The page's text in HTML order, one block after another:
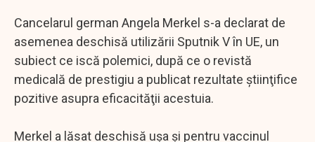
Cancelarul german Angela Merkel s-a declarat de
asemenea deschisă utilizării Sputnik V în UE, un
subiect ce iscă polemici, după ce o revistă
medicală de prestigiu a publicat rezultate ştiinţifice
pozitive asupra eficacităţii acestuia.
Merkel a lăsat deschisă uşa şi pentru vaccinul